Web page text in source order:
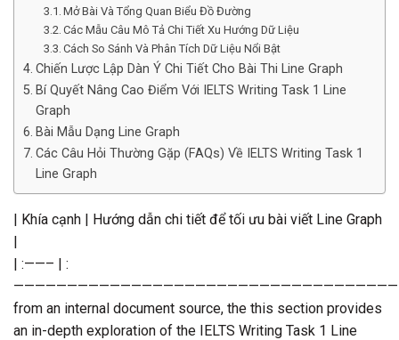
Mở Bài Và Tổng Quan Biểu Đồ Đường
Các Mẫu Câu Mô Tả Chi Tiết Xu Hướng Dữ Liệu
Cách So Sánh Và Phân Tích Dữ Liệu Nổi Bật
Chiến Lược Lập Dàn Ý Chi Tiết Cho Bài Thi Line Graph
Bí Quyết Nâng Cao Điểm Với IELTS Writing Task 1 Line
Graph
Bài Mẫu Dạng Line Graph
Các Câu Hỏi Thường Gặp (FAQs) Về IELTS Writing Task 1
Line Graph
| Khía cạnh | Hướng dẫn chi tiết để tối ưu bài viết Line Graph
|
| :——– | :—————————————————————————————————————————————————————————————————————————————————————————————————————————————————————————————————————————————————————————————————————————————————————————————————————————————————————————————————————————————————————————————————————————————————————————————————————————————————————————————————————————————————————————————————————————————————————————————————————————————————————————————————————————————————————————————————————————————————————————————————————————————————————————————————————————————————————————————————————————————————————————————————————————————————————————————————————————————————————————————————————————————————————————————————————————————————————————————————————————————————————————————————————————————————————————————————————————————————————————————————————————————————————————————————————————————————————————————————————————————————————————————————————————————————————————————————————————————————————————————————————————————————————————————————————————————————————————————————————————————————————————————————————————————————————————————————————————————————————————————————————————————————————————————————————————————————————————————————————————————————————————————————————————————————————————————————————————————————————————————————————————————————————————————————————————————————————————————————————————————————————————————————————————————————————————————————————————————————————————————————————————————————————————————————————————————————————————————————————————————————————————————————————————————————————————————————————————————————————————————————————————————————————————————————————————————————————————————————————————————————————————————————————————————————————————————————————————————————————————————————————————————————————————————————————————————————————————————————————————————————————————————————————————————————————————————————————————————————————————————————————————————————————————————————————————————————————————————————————————————————————————————————————————————————————————————————————————————————————————————————————————————————————————————————————————————————————————————————————————————————————————————————————————————————————————————————————————————————————————————————————————————————————————————————————————————————————————————————————————————————————————————————————————————————————————————————————————————————————————————————————————————————————————————————————————————————————————————————————————————————————————————————————————————————————————————————————————————————————————————————————————————————————————————————————————————————————————————————————————————————————————————————————————————————————————————————————————————————————————————————————————————————————————————————————————————————————————————————————————————————————————————————————————————————————————————————————————————————————————————————————————————————————————————————————————————————————————————————————————————————————————————————————————————————————————————————————————————————————————————————————————————————————————————————————————————————————————————————————————————————————————————————————————————————————————————————————————————————————————————————————————————————————————————————————————————————————————————————————————————————————————————————————————————————————————————————————————————————————————————————————————————————————————————————————————————————————————————————————————————————————————————————————————————————————————————————————————————————————————————————————————————————————————————————————————————————————————————————————————————————————————————————————————————————————————————————————————————————————————————————————————————————————————————————————————————————————————————————————————————————————————————————————————————————————————————————————————————————————————————————————————————————————————————————————————————————————————————————————————————————————————————————————————————————————————————————————————————————————————————————————————————————————————————————————————————————————————————————————————————————————————————————————————————————————————————————————————————————————————————————————————————————————————————————————————————————————————————————————————————————————————————————————————————————————————————————————————————————————————————————————————————————————————————————————————————————————————————————————————————————————————————————————————————————————————————————————————————————————————————————————————————————————————————————————————————————————————————————————————————————————————————————————————————————————————————————————————————————————————————————————————————————————————————————————————————————————————————————————————————————————————————————————————————————————————————————————————————————————————————————————————————————————————————————————————————————————————————————————————————————————————————————————————————————————————————————————————————————————————————————————————————————————————————————————————————————————————————————————————————————————————————————————————————————————————————————————————————————————————————————————————————————————————————————————————————————————————————————————————————————————————————————————————————————————————————————————————————————————————————————————————————————————————————————————————————————————————————————————————————————————————————————————————————————————————————————————————————————————————————————————————————————————————————————————————————————————————————————————————————————————————————————————————————————————————————————————————————————————————————————————————————————————————————————————————————————————————————————————————————————————————————————————————————————————————————————————————————————————————————————————————————————————————————————————————————————————————————————————————————————————————————————————————————————————————————————————————————————————————————————————————————————————————————————————————————————————————————————————————————————————————————————————————————————————————————————————————————————————————————————————————————————————————————————————————————————————————————————————————————————————————————————————————————————————————————————————————————————————————————————————————————————————————————————————————————————————————————————————————————————————————————————————————————————————————————————————————————————————————————————————————————————————————————————————————————————————————————————————————————————————————————————————————————————————————————————————————————————————————————————————————————————————————————————————————————————————————————————————————————————————————————————————————————————————————————————————————————————————————————————————————————————————————————————————————————————————————————————————————————————————————————————————————————————————————————————————————————————————————————————————————————————————————————————————————————————————————————————————————————————————————————————————————————————————————————————————————————————————————————————————————————————————————————————————————————————————————————————————————————————————————————————————————————————————————————————————————————————————————————————————————————————————————————————————————————————————————————————————————————————————————————————————————————————————————————————————————————————————————————————————————————————————————————————————————————————————————————————————————————————————————————————————————————————————————————————————————————————————————————————————————————————————————————————————————————————————————————————————————————————————————————————————————————————————————————————————————————————————————————————————————————————————————————————————————————————————————————————————————————————————————————————————————————————————————————————————————————————————————————————————————————————————————————————————————————————————————————————————————————————————————————————————————————————————————————————————————————————————————————————————————————————————————————————————————————————————————————————————————————————————————————————————————————————————————————————————————————————————————————————————————————————————————————————————————————————————————————————————————————————————————————————————————————————————————————————————————————————————————————————————————————————————————————————————————————————————————————————————————————————————————————————————————————————————————————————————————————————————————————————————————————————————————————————————————————————————————————————————————————————————————————————————————————————————————————————————————————————————————————————————————————————————————————————————————————————————————————————————————————————————————————————————————————————————————————————————————————————————————————————————————————————————————————————————————————————————————————————————————————————————————————————————————————————————————————————————————————————————————————————————————————————————————————————————————————————————————————————————————————————————————————————————————————————————————————————————————————————————————————————————————————————————————————————————————————————————————————————————————————————————————————————————————————————————————————————————————————————————————————————————————————————————————————————————————————————————————————————————————————————————————————————————————————————————————————————————————————————————————————————————————————————————————————————————————————————————————————————————————————————————————————————————————————————————————————————————————————————————————————————————————————————————————————————————————————————————————————————————————————————————————————————————————————————————————————————————————————————————————————————————————————————————————————————————————————————————————————————————————————————————————————————————————————————————————————————————————————————————————————————————————————————————————————————————————————————————————————————————